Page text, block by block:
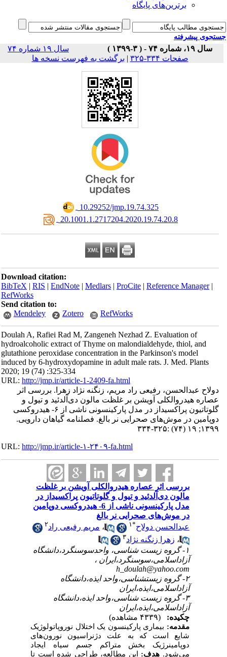
برترین‌های پایگاه
پیشرفته
سال ۱۹، شماره ۷۴ - ( ۳-۱۳۹۹ )
سال ۱۹ شماره ۷۴
صفحات ۳۳۴-۳۲۵
|برگشت به فهرست نسخه ها
‎ 10.29252/jmp.19.74.325
‎ 20.1001.1.2717204.2020.19.74.20.8
Download citation:
BibTeX|RIS|EndNote|Medlars|ProCite|Reference Manager
RefWorks
Send citation to:
Mendeley
Zotero RefWorks
Doulah A, Rafiei Rad M, Zangeneh Nezhad Z. Evaluation of
hydroalcoholic extract of Thyme on malondialdehyde, thiol, and
glutathione peroxidase concentration in the Parkinson's model
induced by 6-hydroxydopamine in adult male rats. J. Med. Plants
2020; 19 (74) :325-334
URL:http://jmp.ir/article-1-2409-fa.html
عبدالحسن، رفیعی راد مریم، زنگنه نژاد زهرا. بررسی اثر
هیدروالکلی آویشن بر غلظت مالون دی‌آلدئید و تیول و
گلوتاتیون پر‌اکسیداز در مدل پارکینسونی ناشی از ۶- هیدروکسی
در موش‌های صحرایی نر بالغ. فصلنامه گياهان دارویی.
(۷۴) :۳۲۵-۳۳۴
URL:http://jmp.ir/article-۱-۲۴۰۹-fa.html
بررسی اثر عصاره هیدروالکلی آویشن بر غلظت
مالون دی‌آلدئید و تیول و گلوتاتیون پر‌اکسیداز در
مدل پارکینسونی ناشی از 6- هیدروکسی دوپامین
در موش‌های صحرایی نر بالغ
عبدالحسن دولاح *۱ ،مریم رفیعی راد
،زهرا زنگنه نژاد ۳
۱- گروه زیست شناسی، واحدسوسنگرد،دانشگاه
آزاداسلامی،سوسنگرد،ایران ،
h_doulah@yahoo.com
۲- گروه زیستشناسی،واحد ایذه،دانشگاه
آزاداسلامی،ایذه،ایران
۳- گروه زیست شناسی،واحد ایذه،دانشگاه
آزاداسلامی،ایذه،ایران
چکیده:
(۴۳۳۹ مشاهده)
مقدمه:بیماری پارکینسون یک اختلال نوروپاتولوژیک
شایع است که به علت دژنراسیون نورون‌های
دوپامینرژیک بخش متراکم جسم سیاه ایجاد
می‌شود.هدف:این مطالعه، طراحی شده است تا